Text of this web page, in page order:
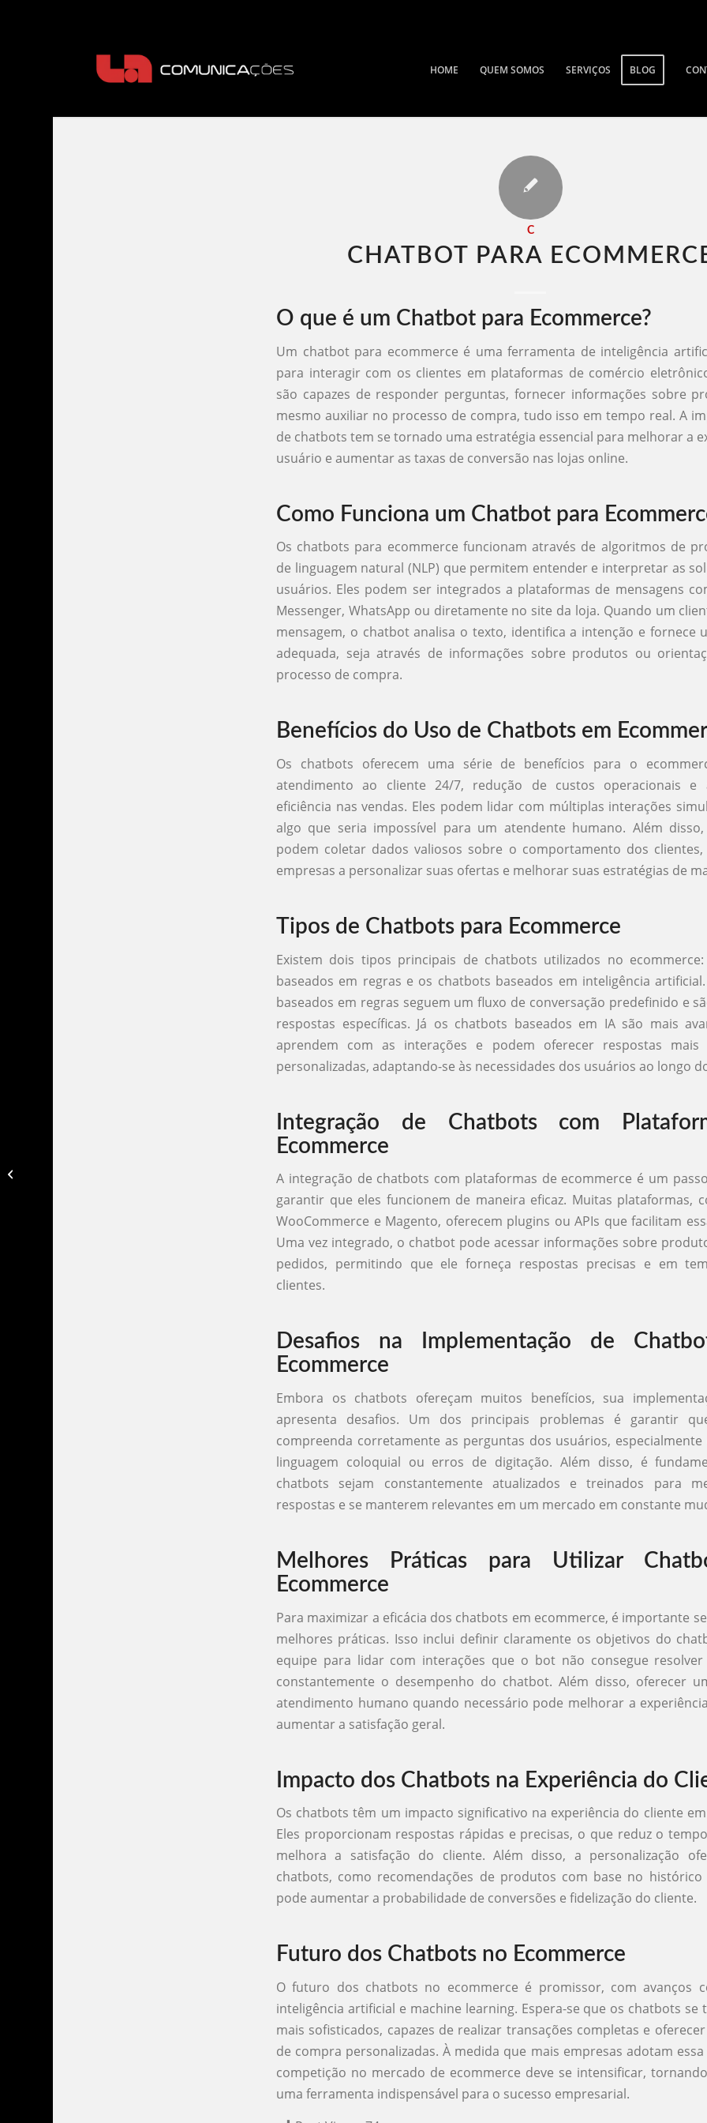
HOME QUEM SOMOS SERVIÇOS BLOG
C
CHATBOT PARA
O que é um Chatbot para Ecommerce?
Um chatbot para ecommerce é uma ferramenta de inteligência
para interagir com os clientes em plataformas de comércio
são capazes de responder perguntas, fornecer informações sobre
mesmo auxiliar no processo de compra, tudo isso em tempo real. A
de chatbots tem se tornado uma estratégia essencial para melhorar a
usuário e aumentar as taxas de conversão nas lojas online.
Como Funciona um Chatbot para
Os chatbots para ecommerce funcionam através de algoritmos de
de linguagem natural (NLP) que permitem entender e interpretar as
usuários. Eles podem ser integrados a plataformas de mensagens
Messenger, WhatsApp ou diretamente no site da loja. Quando um
mensagem, o chatbot analisa o texto, identifica a intenção e fornece
adequada, seja através de informações sobre produtos ou
processo de compra.
Benefícios do Uso de Chatbots em
Os chatbots oferecem uma série de benefícios para o
atendimento ao cliente 24/7, redução de custos operacionais e
eficiência nas vendas. Eles podem lidar com múltiplas interações
algo que seria impossível para um atendente humano. Além
podem coletar dados valiosos sobre o comportamento dos clientes,
empresas a personalizar suas ofertas e melhorar suas estratégias de
Tipos de Chatbots para Ecommerce
Existem dois tipos principais de chatbots utilizados no
baseados em regras e os chatbots baseados em inteligência
baseados em regras seguem um fluxo de conversação predefinido e
respostas específicas. Já os chatbots baseados em IA são mais
aprendem com as interações e podem oferecer respostas mais
personalizadas, adaptando-se às necessidades dos usuários ao longo
Integração de Chatbots com
Ecommerce
A integração de chatbots com plataformas de ecommerce é um
garantir que eles funcionem de maneira eficaz. Muitas plataformas,
WooCommerce e Magento, oferecem plugins ou APIs que facilitam
Uma vez integrado, o chatbot pode acessar informações sobre
pedidos, permitindo que ele forneça respostas precisas e em
clientes.
Desafios na Implementação de
Ecommerce
Embora os chatbots ofereçam muitos benefícios, sua
apresenta desafios. Um dos principais problemas é garantir
compreenda corretamente as perguntas dos usuários, especialmente
linguagem coloquial ou erros de digitação. Além disso, é
chatbots sejam constantemente atualizados e treinados para
respostas e se manterem relevantes em um mercado em constante
Melhores Práticas para Utilizar
Ecommerce
Para maximizar a eficácia dos chatbots em ecommerce, é importante
melhores práticas. Isso inclui definir claramente os objetivos do
equipe para lidar com interações que o bot não consegue
constantemente o desempenho do chatbot. Além disso, oferecer
atendimento humano quando necessário pode melhorar a
aumentar a satisfação geral.
Impacto dos Chatbots na Experiência do
Os chatbots têm um impacto significativo na experiência do cliente
Eles proporcionam respostas rápidas e precisas, o que reduz o
melhora a satisfação do cliente. Além disso, a personalização
chatbots, como recomendações de produtos com base no histórico
pode aumentar a probabilidade de conversões e fidelização do cliente.
Futuro dos Chatbots no Ecommerce
O futuro dos chatbots no ecommerce é promissor, com avanços
inteligência artificial e machine learning. Espera-se que os chatbots se
mais sofisticados, capazes de realizar transações completas e
de compra personalizadas. À medida que mais empresas adotam
competição no mercado de ecommerce deve se intensificar,
uma ferramenta indispensável para o sucesso empresarial.